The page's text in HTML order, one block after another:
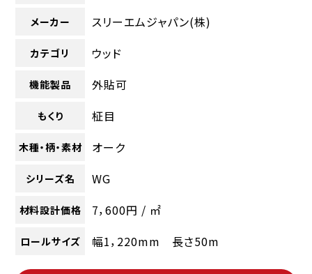
メーカー スリーエムジャパン(株)
カテゴリ ウッド
機能製品 外貼可
もくり 柾目
木種・柄・素材 オーク
シリーズ名 WG
材料設計価格 7，600円 / ㎡
ロールサイズ 幅1，220mm 長さ50m